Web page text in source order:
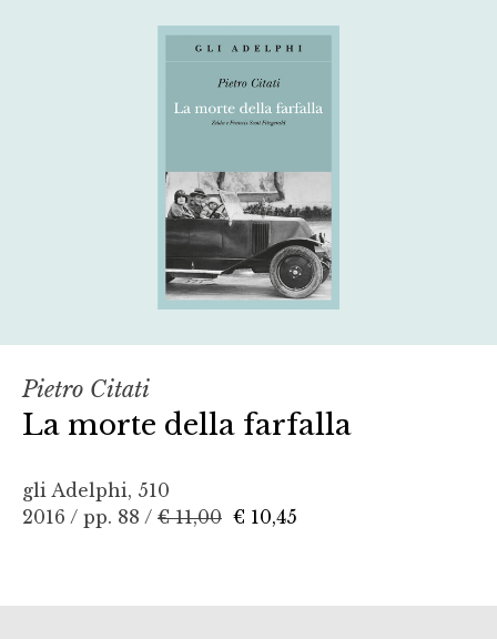
Pietro Citati
La morte della farfalla
gli Adelphi, 510
2016 / pp. 88 / € 11,00 € 10,45